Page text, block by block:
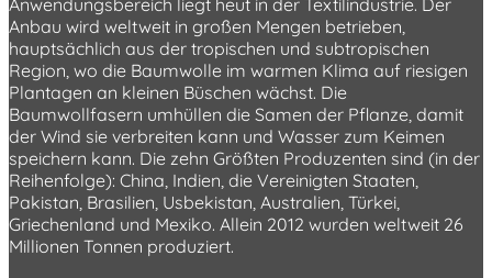
Anbau wird weltweit in großen Mengen betrieben,
hauptsächlich aus der tropischen und subtropischen
Region, wo die Baumwolle im warmen Klima auf riesigen
Plantagen an kleinen Büschen wächst. Die
Baumwollfasern umhüllen die Samen der Pflanze, damit
der Wind sie verbreiten kann und Wasser zum Keimen
speichern kann. Die zehn Größten Produzenten sind (in der
Reihenfolge): China, Indien, die Vereinigten Staaten,
Pakistan, Brasilien, Usbekistan, Australien, Türkei,
Griechenland und Mexiko. Allein 2012 wurden weltweit 26
Millionen Tonnen produziert.